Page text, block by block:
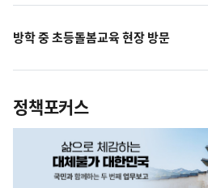
방학 중 초등돌봄교육 현장 방문
정책포커스